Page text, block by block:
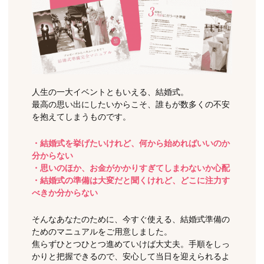
人生の一大イベントともいえる、結婚式。
最高の思い出にしたいからこそ、誰もが数多くの不安
を抱えてしまうものです。
・結婚式を挙げたいけれど、何から始めればいいのか
分からない
・思いのほか、お金がかかりすぎてしまわないか心配
・結婚式の準備は大変だと聞くけれど、どこに注力す
べきか分からない
そんなあなたのために、今すぐ使える、結婚式準備の
ためのマニュアルをご用意しました。
焦らずひとつひとつ進めていけば大丈夫。手順をしっ
かりと把握できるので、安心して当日を迎えられるよ